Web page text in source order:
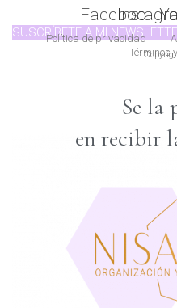
Facebook
SUSCRÍBETE A MI
Política de privacidad
Términos
Se la
en recibir